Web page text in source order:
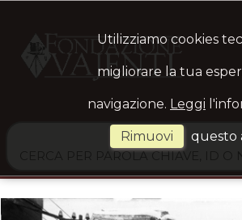
Ste HOME
ARCHIVIO
LOGIN
Utilizziamo cookies
migliorare la tua
navigazione. Leggi
Rimuovi questo